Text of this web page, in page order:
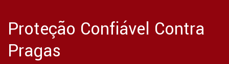
Proteção Confiável Contra
Pragas